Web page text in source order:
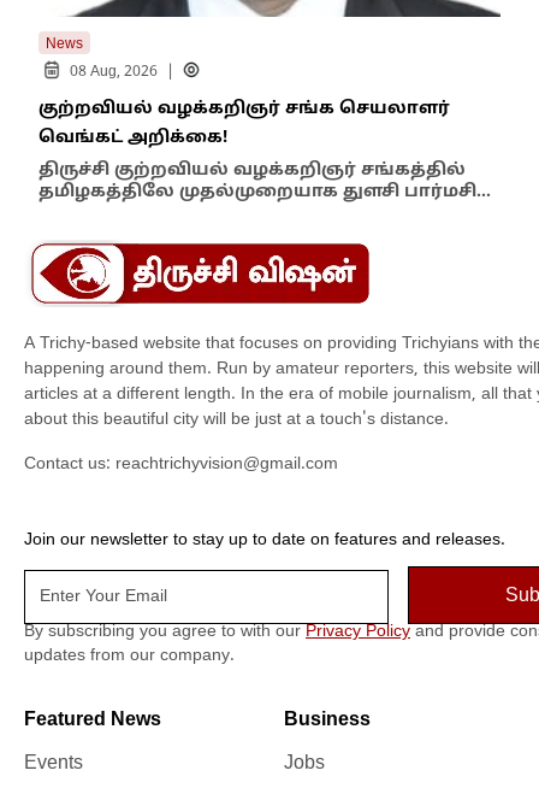
News
08 Aug, 2026
குற்றவியல் வழக்கறிஞர் சங்க செயலாளர்
வெங்கட் அறிக்கை!
திருச்சி குற்றவியல் வழக்கறிஞர் சங்கத்தில்
தமிழகத்திலே முதல்முறையாக துளசி பார்மசி…
A Trichy-based website that focuses on providing Trichyians with
happening around them. Run by amateur reporters, this website
articles at a different length. In the era of mobile journalism, all that
about this beautiful city will be just at a touch's distance.
Contact us: reachtrichyvision@gmail.com
Join our newsletter to stay up to date on features and releases.
By subscribing you agree to with our Privacy Policy and provide
updates from our company.
Featured News
Events
Business
Jobs